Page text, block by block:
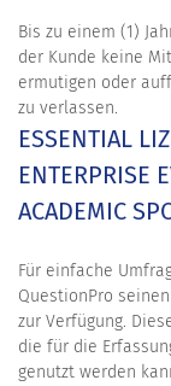
Bis zu einem (1)
der Kunde keine
ermutigen oder
zu verlassen.
ESSENTIAL
ENTERPRISE
ACADEMIC
Für einfache
QuestionPro
zur Verfügung.
die für die
genutzt werden